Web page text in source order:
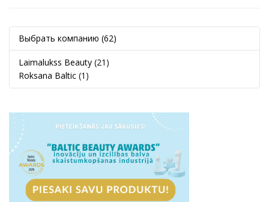
Выбрать компанию (62)
Laimalukss Beauty (21)
Roksana Baltic (1)